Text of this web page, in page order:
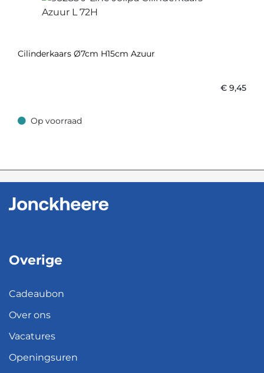
Cilinderkaars Ø7cm H15cm Azuur
€ 9,45
Op voorraad
Op voorraad
Overige
Cadeaubon
Over ons
Vacatures
Openingsuren